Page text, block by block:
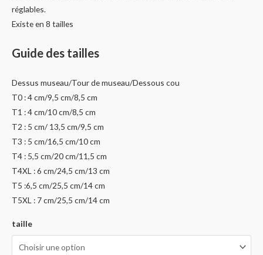
réglables.
Existe en 8 tailles
Guide des tailles
Dessus museau/Tour de museau/Dessous cou
T0 : 4 cm/9,5 cm/8,5 cm
T1 : 4 cm/10 cm/8,5 cm
T2 : 5 cm/ 13,5 cm/9,5 cm
T3 : 5 cm/16,5 cm/10 cm
T4 : 5,5 cm/20 cm/11,5 cm
T4XL : 6 cm/24,5 cm/13 cm
T5 :6,5 cm/25,5 cm/14 cm
T5XL : 7 cm/25,5 cm/14 cm
taille